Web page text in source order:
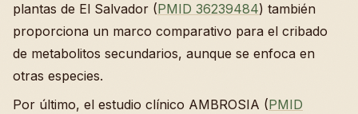
plantas de El Salvador (PMID 36239484) también
proporciona un marco comparativo para el cribado
de metabolitos secundarios, aunque se enfoca en
otras especies.
Por último, el estudio clínico AMBROSIA (PMID